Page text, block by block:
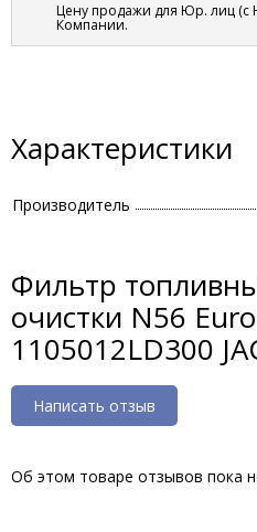
Цену продажи для Юр. лиц (с
Компании.
Характеристики
Производитель
Фильтр
очистки N56
1105012LD300
Написать отзыв
Об этом товаре отзывов пока